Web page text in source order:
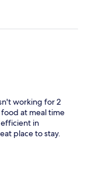
working for 2
at meal time
in
place to stay.